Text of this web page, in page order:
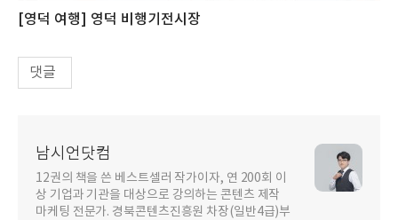
[영덕 여행] 영덕 비행기전시장
댓글
남시언닷컴
12권의 책을 쓴 베스트셀러 작가이자, 연 200회 이
상 기업과 기관을 대상으로 강의하는 콘텐츠 제작
마케팅 전문가. 경북콘텐츠진흥원 차장(일반4급)부